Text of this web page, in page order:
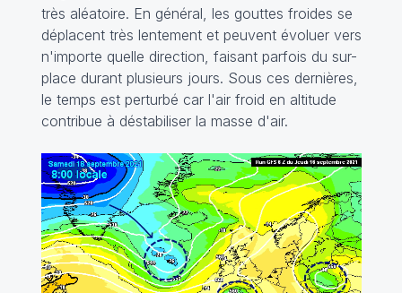
très aléatoire. En général, les gouttes froides se
déplacent très lentement et peuvent évoluer vers
n'importe quelle direction, faisant parfois du sur-
place durant plusieurs jours. Sous ces dernières,
le temps est perturbé car l'air froid en altitude
contribue à déstabiliser la masse d'air.